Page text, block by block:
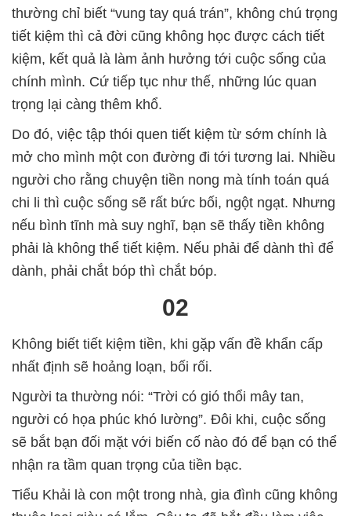
thường chỉ biết “vung tay quá trán”, không chú trọng
tiết kiệm thì cả đời cũng không học được cách tiết
kiệm, kết quả là làm ảnh hưởng tới cuộc sống của
chính mình. Cứ tiếp tục như thế, những lúc quan
trọng lại càng thêm khổ.
Do đó, việc tập thói quen tiết kiệm từ sớm chính là
mở cho mình một con đường đi tới tương lai. Nhiều
người cho rằng chuyện tiền nong mà tính toán quá
chi li thì cuộc sống sẽ rất bức bối, ngột ngạt. Nhưng
nếu bình tĩnh mà suy nghĩ, bạn sẽ thấy tiền không
phải là không thể tiết kiệm. Nếu phải để dành thì để
dành, phải chắt bóp thì chắt bóp.
02
Không biết tiết kiệm tiền, khi gặp vấn đề khẩn cấp
nhất định sẽ hoảng loạn, bối rối.
Người ta thường nói: “Trời có gió thổi mây tan,
người có họa phúc khó lường”. Đôi khi, cuộc sống
sẽ bắt bạn đối mặt với biến cố nào đó để bạn có thể
nhận ra tầm quan trọng của tiền bạc.
Tiểu Khải là con một trong nhà, gia đình cũng không